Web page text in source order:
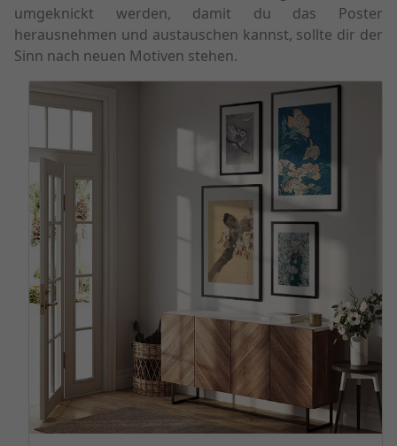
umgeknickt werden, damit du das Poster
herausnehmen und austauschen kannst, sollte dir der
Sinn nach neuen Motiven stehen.